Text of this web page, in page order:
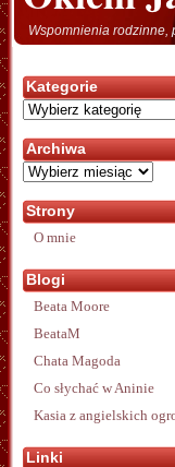
Wspomnienia rodzinne,
Kategorie
Kategorie
Archiwa
Archiwa
Strony
O mnie
Blogi
Beata Moore
BeataM
Chata Magoda
Co słychać w Aninie
Kasia z angielskich
Linki